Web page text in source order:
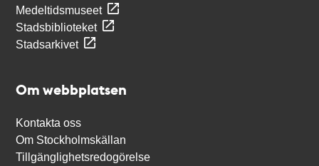
Medeltidsmuseet
Stadsbiblioteket
Stadsarkivet
Om webbplatsen
Kontakta oss
Om Stockholmskällan
Tillgänglighetsredogörelse